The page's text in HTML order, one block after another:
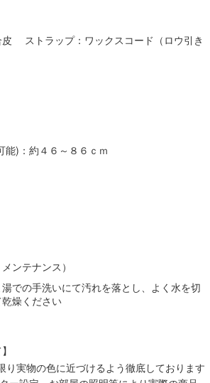
皮 ストラップ：ワックスコード（ロウ引き
能)：約４６～８６ｃｍ
メンテナンス）
での手洗いにて汚れを落とし、よく水を切
燥ください
り実物の色に近づけるよう徹底しております